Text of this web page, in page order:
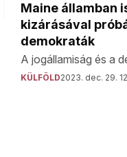
Maine államban
kizárásával
demokraták
A jogállamiság és a
KÜLFÖLD2023. dec. 29.